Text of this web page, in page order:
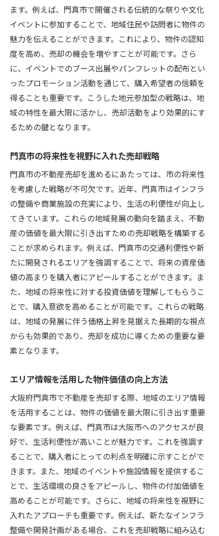
ます。例えば、門真市で開催される伝統的な祭りや文化
イベントに参加することで、地域住民や訪問者に物件の
魅力を伝えることができます。これにより、物件の認知
度を高め、売却の機会を増やすことが可能です。さら
に、イベントでのブース出展やパンフレットの配布とい
ったプロモーション活動を通じて、購入希望者の信頼を
得ることも重要です。こうした地元参加型の戦略は、地
域の特性を最大限に活かし、売却活動をより効果的にす
るための鍵となります。
門真市の将来性を視野に入れた売却戦略
門真市の不動産売却を進めるにあたっては、市の将来性
を考慮した戦略が不可欠です。近年、門真市はインフラ
の整備や商業施設の充実により、生活の利便性が向上し
てきています。これらの地域発展の動向を踏まえ、不動
産の価値を最大限に引き出すための売却戦略を構築する
ことが求められます。例えば、門真市の交通利便性や新
たに開発されるエリアを強調することで、将来の資産価
値の高まりを購入者にアピールすることができます。ま
た、地域の将来性に対する投資価値を理解してもらうこ
とで、購入意欲を高めることが可能です。これらの戦略
は、地域の発展に伴う価格上昇を見据えた長期的な視点
からも効果的であり、売却を成功に導くための重要な要
素となります。
エリア情報を活用した物件価値の向上方法
大阪府門真市で不動産を売却する際、地域のエリア情報
を活用することは、物件の価値を最大限に引き出す重要
な要素です。例えば、門真市は大阪市へのアクセスが良
好で、生活利便性が高いことが魅力です。これを強調す
ることで、購入者にとっての利点を明確に示すことがで
きます。また、地域のイベントや施設情報を提供するこ
とで、生活環境の良さをアピールし、物件の付加価値を
高めることが可能です。さらに、地域の将来性を視野に
入れたアプローチも重要です。例えば、新たなインフラ
整備や開発計画がある場合、これを売却戦略に組み込む